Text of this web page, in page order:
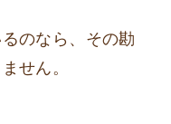
のなら、その勘
せん。